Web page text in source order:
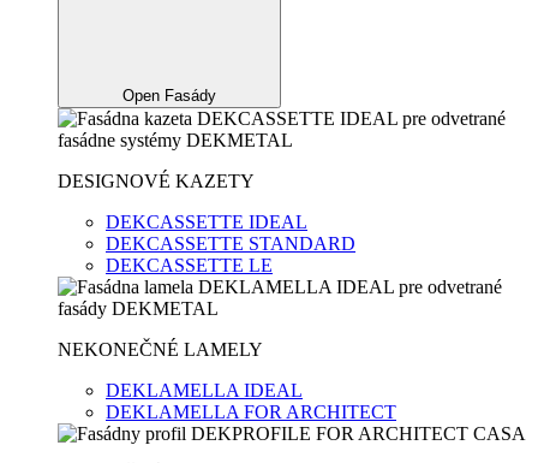
Open Fasády
DESIGNOVÉ KAZETY
DEKCASSETTE IDEAL
DEKCASSETTE STANDARD
DEKCASSETTE LE
NEKONEČNÉ LAMELY
DEKLAMELLA IDEAL
DEKLAMELLA FOR ARCHITECT